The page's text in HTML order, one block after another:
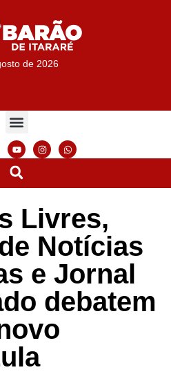
de 2026
Livres,
Notícias
e Jornal
debatem